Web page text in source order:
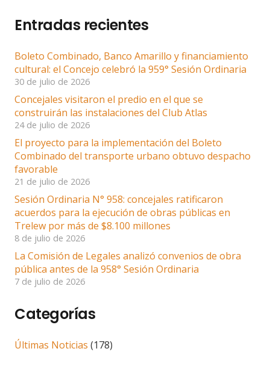
Entradas recientes
Boleto Combinado, Banco Amarillo y financiamiento
cultural: el Concejo celebró la 959° Sesión Ordinaria
30 de julio de 2026
Concejales visitaron el predio en el que se
construirán las instalaciones del Club Atlas
24 de julio de 2026
El proyecto para la implementación del Boleto
Combinado del transporte urbano obtuvo despacho
favorable
21 de julio de 2026
Sesión Ordinaria N° 958: concejales ratificaron
acuerdos para la ejecución de obras públicas en
Trelew por más de $8.100 millones
8 de julio de 2026
La Comisión de Legales analizó convenios de obra
pública antes de la 958° Sesión Ordinaria
7 de julio de 2026
Categorías
Últimas Noticias (178)